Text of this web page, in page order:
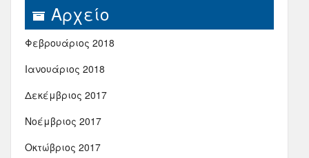
Αρχείο
Φεβρουάριος 2018
Ιανουάριος 2018
Δεκέμβριος 2017
Νοέμβριος 2017
Οκτώβριος 2017